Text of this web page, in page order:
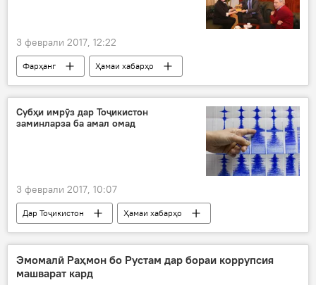
3 феврали 2017, 12:22
Фарҳанг
Ҳамаи хабарҳо
Имомуддин Сатторов
Зулфия Миршакар
вохӯрӣ
китоб
Дар Русия
Субҳи имрӯз дар Тоҷикистон
заминларза ба амал омад
3 феврали 2017, 10:07
Дар Тоҷикистон
Ҳамаи хабарҳо
Исфара
заминҷунбӣ
Заминларза дар Тоҷикистон
Эмомалӣ Раҳмон бо Рустам дар бораи коррупсия
машварат кард